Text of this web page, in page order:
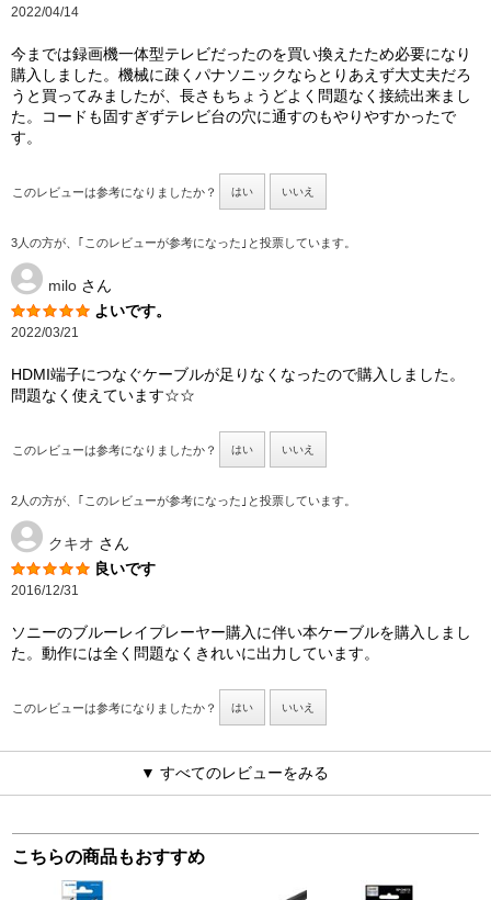
2022/04/14
今までは録画機一体型テレビだったのを買い換えたため必要になり
購入しました。機械に疎くパナソニックならとりあえず大丈夫だろ
うと買ってみましたが、長さもちょうどよく問題なく接続出来まし
た。コードも固すぎずテレビ台の穴に通すのもやりやすかったで
す。
このレビューは参考になりましたか？ はい いいえ
3人の方が、｢このレビューが参考になった｣と投票しています。
milo さん
よいです。
2022/03/21
HDMI端子につなぐケーブルが足りなくなったので購入しました。
問題なく使えています☆☆
このレビューは参考になりましたか？ はい いいえ
2人の方が、｢このレビューが参考になった｣と投票しています。
クキオ さん
良いです
2016/12/31
ソニーのブルーレイプレーヤー購入に伴い本ケーブルを購入しまし
た。動作には全く問題なくきれいに出力しています。
このレビューは参考になりましたか？ はい いいえ
▼ すべてのレビューをみる
こちらの商品もおすすめ